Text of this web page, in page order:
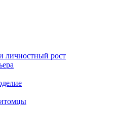
личностный рост